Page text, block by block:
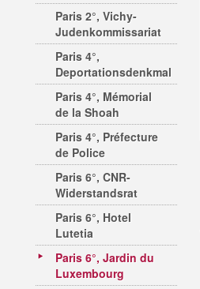
Paris 2°, Vichy-
Judenkommissariat
Paris 4°,
Deportationsdenkmal
Paris 4°, Mémorial
de la Shoah
Paris 4°, Préfecture
de Police
Paris 6°, CNR-
Widerstandsrat
Paris 6°, Hotel
Lutetia
Paris 6°, Jardin du
Luxembourg